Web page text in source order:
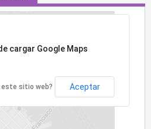
no ha sido encontrada.
cargar Google Maps
este sitio web? Aceptar